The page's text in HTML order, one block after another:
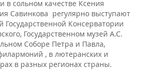
в сольном качестве Ксения
Савинкова регулярно выступают
Государственной Консерватории
Государственном музей А.С.
Соборе Петра и Павла,
, в лютеранских и
в разных регионах страны.